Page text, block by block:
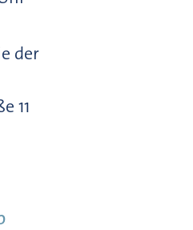
der
11